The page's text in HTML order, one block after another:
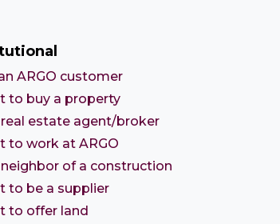
ARGO customer
to buy a property
estate agent/broker
to work at ARGO
of a construction
to be a supplier
to offer land